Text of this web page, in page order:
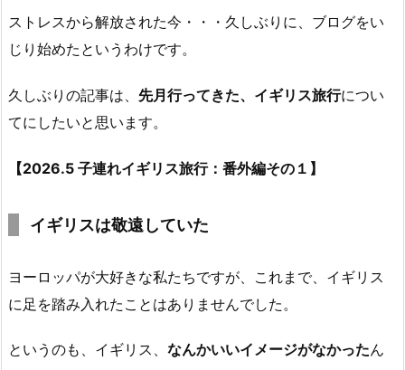
ストレスから解放された今・・・久しぶりに、ブログをい
じり始めたというわけです。
久しぶりの記事は、 先月行ってきた、イギリス旅行につい
てにしたいと思います。
【2026.5 子連れイギリス旅行：番外編その１】
イギリスは敬遠していた
ヨーロッパが大好きな私たちですが、これまで、イギリス
に足を踏み入れたことはありませんでした。
というのも、イギリス、 なんかいいイメージがなかったん